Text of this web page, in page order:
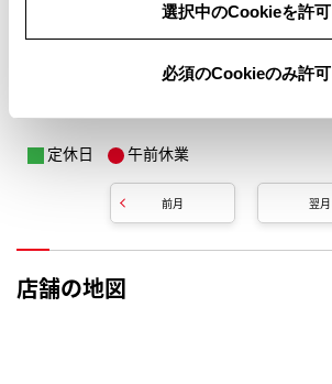
選択中のCookieを許可
必須のCookieのみ許可
定休日 午前休業
前月 翌月
店舗の地図